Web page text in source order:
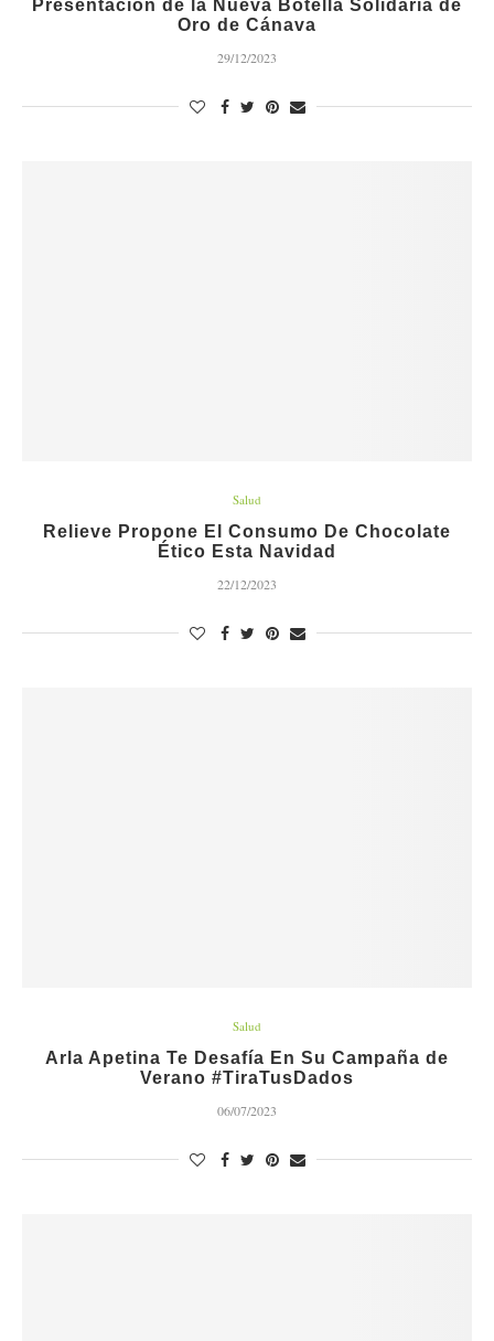
Presentación de la Nueva Botella Solidaria de
Oro de Cánava
29/12/2023
Salud
Relieve Propone El Consumo De Chocolate
Ético Esta Navidad
22/12/2023
Salud
Arla Apetina Te Desafía En Su Campaña de
Verano #TiraTusDados
06/07/2023